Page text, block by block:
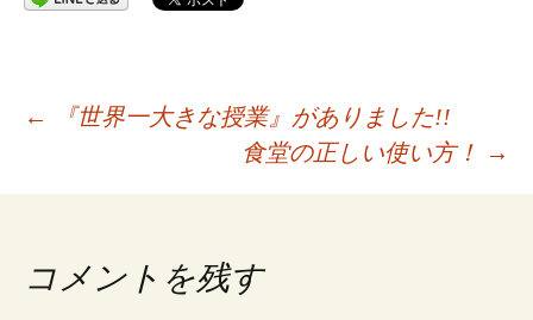
投
稿
ナ
←
『世界一大きな授業』がありました!!
食堂の正しい使い方！
→
コメントを残す